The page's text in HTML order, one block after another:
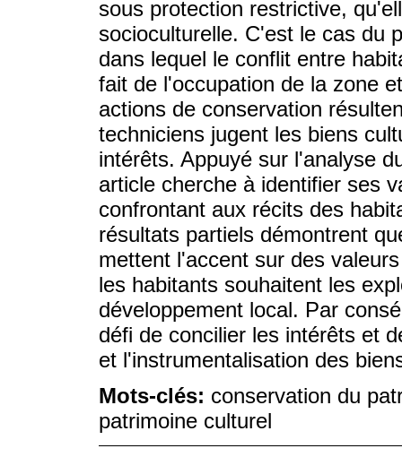
sous protection restrictive,
socioculturelle. C'est le cas du
dans lequel le conflit entre
fait de l'occupation de la zone
actions de conservation
techniciens jugent les biens
intérêts. Appuyé sur l'analyse
article cherche à identifier ses
confrontant aux récits des
résultats partiels démontrent
mettent l'accent sur des
les habitants souhaitent les
développement local. Par
défi de concilier les intérêts et
et l'instrumentalisation des
Mots-clés: conservation du
patrimoine culturel